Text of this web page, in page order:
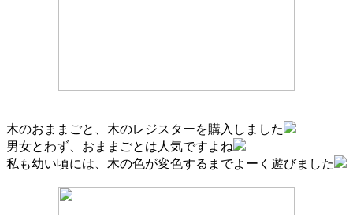
木のおままごと、木のレジスターを購入しました
男女とわず、おままごとは人気ですよね
私も幼い頃には、木の色が変色するまでよーく遊びました